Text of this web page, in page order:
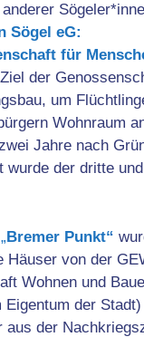
Sögel eG:
für
der
um
Wohnraum
Jahre nach
wurde der dritte
„Bremer Punkt“
Häuser von der
Wohnen und
Eigentum der
aus der